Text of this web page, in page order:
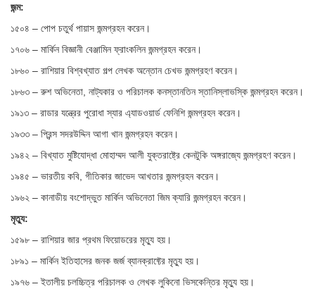
জন্ম:
১৫০৪ – পোপ চতুর্থ পায়াস জন্মগ্রহন করেন।
১৭০৬ – মার্কিন বিজ্ঞানী বেঞ্জামিন ফ্রাংকলিন জন্মগ্রহন করেন।
১৮৬০ – রাশিয়ার বিশ্বখ্যাত গল্প লেখক অন্তোন চেখভ জন্মগ্রহণ করেন।
১৮৬৩ – রুশ অভিনেতা, নাট্যকার ও পরিচালক কনস্তানতিন স্তানিস্লাভস্কি জন্মগ্রহন করেন।
১৯১৩ – রাডার যন্ত্রের পুরোধা স্যার এ্যাডওয়ার্ড ফেনিশি জন্মগ্রহন করেন।
১৯৩৩ – প্রিন্স সদরউদ্দিন আগা খান জন্মগ্রহন করেন।
১৯৪২ – বিখ্যাত মুষ্টিযোদ্ধা মোহাম্মদ আলী যুক্তরাষ্ট্রে কেনটুকি অঙ্গরাজ্যে জন্মগ্রহণ করেন।
১৯৪৫ – ভারতীয় কবি, গীতিকার জাভেদ আখতার জন্মগ্রহন করেন।
১৯৬২ – কানাডীয় বংশোদ্ভুত মার্কিন অভিনেতা জিম ক্যারি জন্মগ্রহন করেন।
মৃত্যু:
১৫৯৮ – রাশিয়ার জার প্রথম ফিয়োডরের মৃত্যু হয়।
১৮৯১ – মার্কিন ইতিহাসের জনক জর্জ ব্যানক্রাফ্টের মৃত্যু হয়।
১৯৭৬ – ইতালীয় চলচ্চিত্র পরিচালক ও লেখক লুকিনো ভিসকেন্তির মৃত্যু হয়।